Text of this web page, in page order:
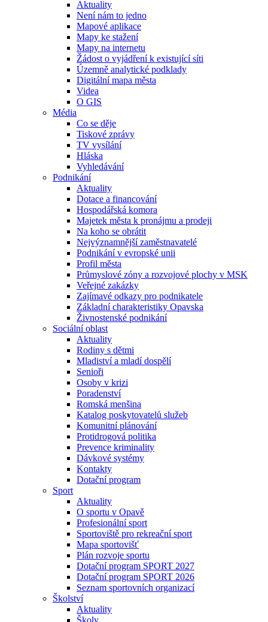
Aktuality
Není nám to jedno
Mapové aplikace
Mapy ke stažení
Mapy na internetu
Žádost o vyjádření k existující síti
Územně analytické podklady
Digitální mapa města
Videa
O GIS
Média
Co se děje
Tiskové zprávy
TV vysílání
Hláska
Vyhledávání
Podnikání
Aktuality
Dotace a financování
Hospodářská komora
Majetek města k pronájmu a prodeji
Na koho se obrátit
Nejvýznamnější zaměstnavatelé
Podnikání v evropské unii
Profil města
Průmyslové zóny a rozvojové plochy v MSK
Veřejné zakázky
Zajímavé odkazy pro podnikatele
Základní charakteristiky Opavska
Živnostenské podnikání
Sociální oblast
Aktuality
Rodiny s dětmi
Mladiství a mladí dospělí
Senioři
Osoby v krizi
Poradenství
Romská menšina
Katalog poskytovatelů služeb
Komunitní plánování
Protidrogová politika
Prevence kriminality
Dávkové systémy
Kontakty
Dotační program
Sport
Aktuality
O sportu v Opavě
Profesionální sport
Sportoviště pro rekreační sport
Mapa sportovišť
Plán rozvoje sportu
Dotační program SPORT 2027
Dotační program SPORT 2026
Seznam sportovních organizací
Školství
Aktuality